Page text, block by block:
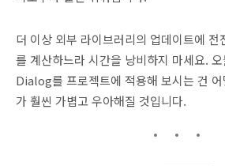
더 이상 외부 라이브러리의 업데이트에 전
를 계산하느라 시간을 낭비하지 마세요.
Dialog를 프로젝트에 적용해 보시는 건
가 훨씬 가볍고 우아해질 것입니다.